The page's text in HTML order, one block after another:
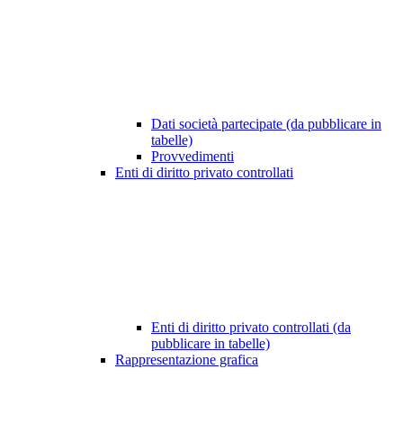
Dati società partecipate (da pubblicare in
tabelle)
Provvedimenti
Enti di diritto privato controllati
Enti di diritto privato controllati (da
pubblicare in tabelle)
Rappresentazione grafica